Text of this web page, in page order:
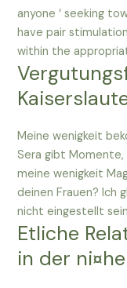
anyone ‘ seeking
have pair
within the
Meine wenigkeit
Sera gibt
meine wenigkeit
deinen Frauen? Ich
nicht eingestellt
Etliche
in der